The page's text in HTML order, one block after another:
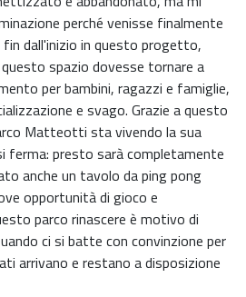
perché venisse finalmente
dall'inizio in questo progetto,
spazio dovesse tornare a
per bambini, ragazzi e famiglie,
e svago. Grazie a questo
Matteotti sta vivendo la sua
ferma: presto sarà completamente
anche un tavolo da ping pong
opportunità di gioco e
parco rinascere è motivo di
ci si batte con convinzione per
arrivano e restano a disposizione